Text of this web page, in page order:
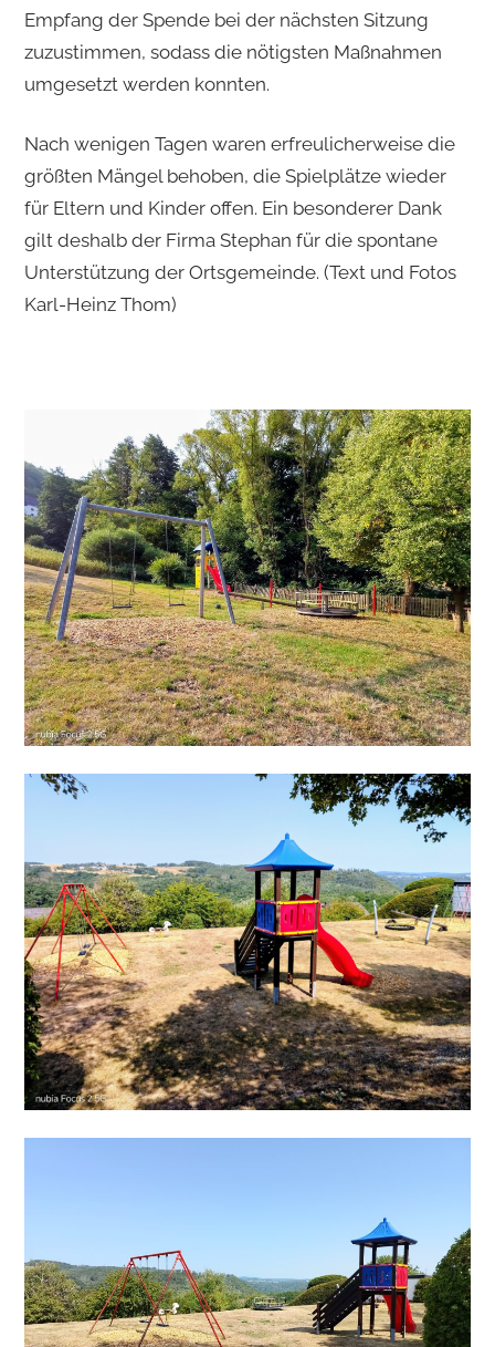
Empfang der Spende bei der nächsten Sitzung
zuzustimmen, sodass die nötigsten Maßnahmen
umgesetzt werden konnten.
Nach wenigen Tagen waren erfreulicherweise die
größten Mängel behoben, die Spielplätze wieder
für Eltern und Kinder offen. Ein besonderer Dank
gilt deshalb der Firma Stephan für die spontane
Unterstützung der Ortsgemeinde. (Text und Fotos
Karl-Heinz Thom)